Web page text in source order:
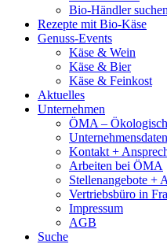
Bio-Händler suchen
Rezepte mit Bio-Käse
Genuss-Events
Käse & Wein
Käse & Bier
Käse & Feinkost
Aktuelles
Unternehmen
ÖMA –
Unternehmensdaten
Kontakt +
Arbeiten bei ÖMA
Stellenangebote +
Vertriebsbüro in
Impressum
AGB
Suche